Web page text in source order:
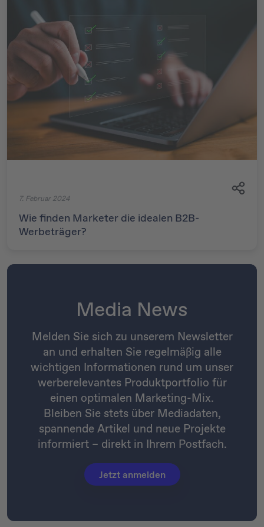
7. Februar 2024
Wie finden Marketer die idealen B2B-
Werbeträger?
Media News
Melden Sie sich zu unserem Newsletter
an und erhalten Sie regelmäßig alle
wichtigen Informationen rund um unser
werberelevantes Produktportfolio für
einen optimalen Marketing-Mix.
Bleiben Sie stets über Mediadaten,
spannende Artikel und neue Projekte
informiert – direkt in Ihrem Postfach.
Jetzt anmelden